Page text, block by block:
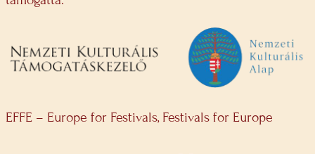
EFFE – Europe for Festivals, Festivals for Europe